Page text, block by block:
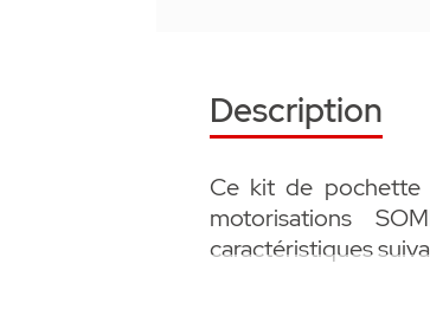
Description
Ce kit de pochette
motorisations
caractéristiques